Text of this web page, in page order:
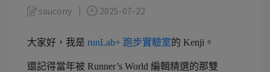
saucony 2025-07-22
大家好，我是 runLab+ 跑步實驗室的 Kenji。
還記得當年被 Runner’s World 編輯精選的那雙